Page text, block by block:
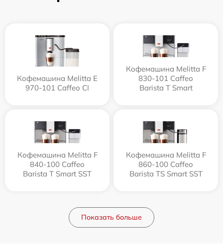
Кофемашина Melitta Е
970-101 Caffeo CI
Кофемашина Melitta F
830-101 Caffeo
Barista T Smart
Кофемашина Melitta F
840-100 Caffeo
Barista T Smart SST
Кофемашина Melitta F
860-100 Caffeo
Barista TS Smart SST
Показать больше